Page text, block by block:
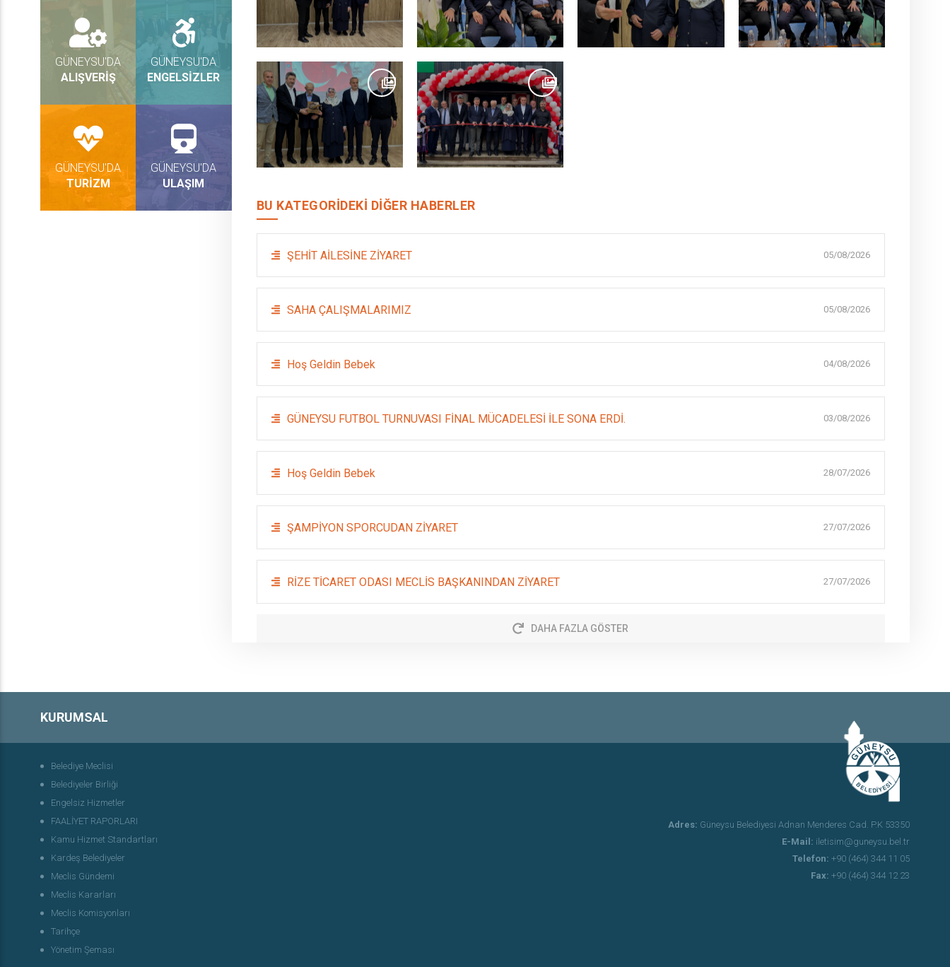
GÜNEYSU'DA
ALIŞVERİŞ
GÜNEYSU'DA
ENGELSİZLER
GÜNEYSU'DA
TURİZM
GÜNEYSU'DA
ULAŞIM
BU KATEGORIDEKI DIĞER HABERLER
ŞEHİT AİLESİNE ZİYARET 05/08/2026
SAHA ÇALIŞMALARIMIZ 05/08/2026
Hoş Geldin Bebek 04/08/2026
GÜNEYSU FUTBOL TURNUVASI FİNAL MÜCADELESİ İLE SONA ERDİ. 03/08/2026
Hoş Geldin Bebek 28/07/2026
ŞAMPİYON SPORCUDAN ZİYARET 27/07/2026
RİZE TİCARET ODASI MECLİS BAŞKANINDAN ZİYARET 27/07/2026
DAHA FAZLA GÖSTER
KURUMSAL
Belediye Meclisi
Belediyeler Birliği
Engelsiz Hizmetler
FAALİYET RAPORLARI
Kamu Hizmet Standartları
Kardeş Belediyeler
Meclis Gündemi
Meclis Kararları
Meclis Komisyonları
Tarihçe
Yönetim Şeması
Adres: Güneysu Belediyesi Adnan Menderes Cad. P.K 53350
E-Mail: iletisim@guneysu.bel.tr
Telefon: +90 (464) 344 11 05
Fax: +90 (464) 344 12 23